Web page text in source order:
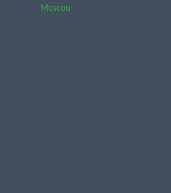
Moscou